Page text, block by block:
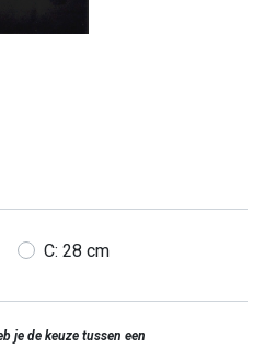
C: 28 cm
je de keuze tussen een